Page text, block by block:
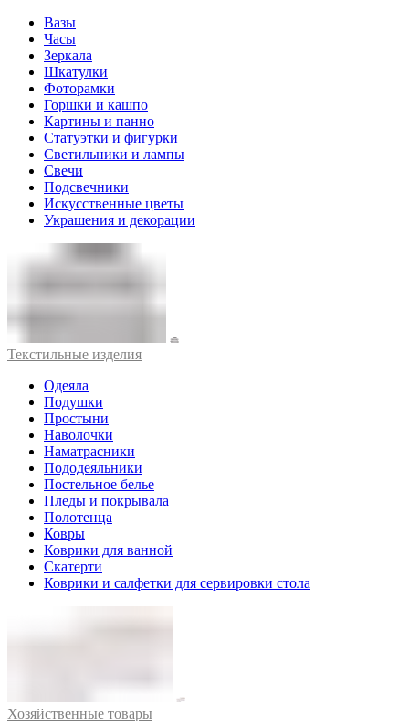
Вазы
Часы
Зеркала
Шкатулки
Фоторамки
Горшки и кашпо
Картины и панно
Статуэтки и фигурки
Светильники и лампы
Свечи
Подсвечники
Искусственные цветы
Украшения и декорации
Текстильные изделия
Одеяла
Подушки
Простыни
Наволочки
Наматрасники
Пододеяльники
Постельное белье
Пледы и покрывала
Полотенца
Ковры
Коврики для ванной
Скатерти
Коврики и салфетки для сервировки стола
Хозяйственные товары